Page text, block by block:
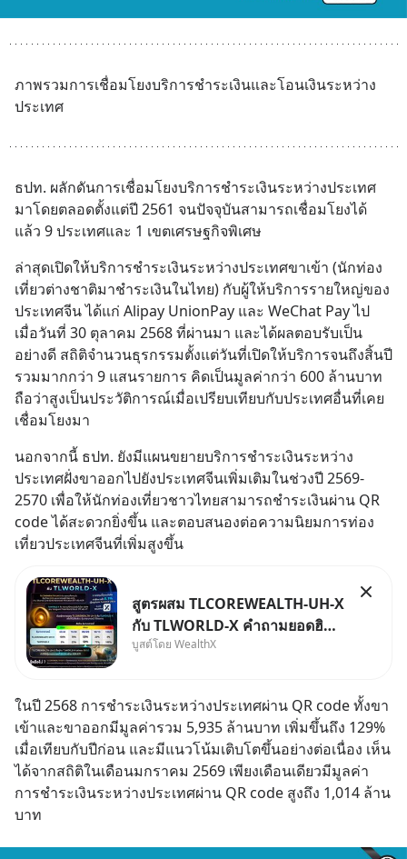
ภาพรวมการเชื่อมโยงบริการชำระเงินและโอนเงินระหว่าง
ประเทศ
ธปท. ผลักดันการเชื่อมโยงบริการชำระเงินระหว่างประเทศ
มาโดยตลอดตั้งแต่ปี 2561 จนปัจจุบันสามารถเชื่อมโยงได้
แล้ว 9 ประเทศและ 1 เขตเศรษฐกิจพิเศษ
ล่าสุดเปิดให้บริการชำระเงินระหว่างประเทศขาเข้า (นักท่อง
เที่ยวต่างชาติมาชำระเงินในไทย) กับผู้ให้บริการรายใหญ่ของ
ประเทศจีน ได้แก่ Alipay UnionPay และ WeChat Pay ไป
เมื่อวันที่ 30 ตุลาคม 2568 ที่ผ่านมา และได้ผลตอบรับเป็น
อย่างดี สถิติจำนวนธุรกรรมตั้งแต่วันที่เปิดให้บริการจนถึงสิ้นปี
รวมมากกว่า 9 แสนรายการ คิดเป็นมูลค่ากว่า 600 ล้านบาท
ถือว่าสูงเป็นประวัติการณ์เมื่อเปรียบเทียบกับประเทศอื่นที่เคย
เชื่อมโยงมา
นอกจากนี้ ธปท. ยังมีแผนขยายบริการชำระเงินระหว่าง
ประเทศฝั่งขาออกไปยังประเทศจีนเพิ่มเติมในช่วงปี 2569-
2570 เพื่อให้นักท่องเที่ยวชาวไทยสามารถชำระเงินผ่าน QR
code ได้สะดวกยิ่งขึ้น และตอบสนองต่อความนิยมการท่อง
เที่ยวประเทศจีนที่เพิ่มสูงขึ้น
สูตรผสม TLCOREWEALTH-UH-X
กับ TLWORLD-X คำถามยอดฮิตที่
คนใช้ WealthX ถามเข้ามา
บูสต์โดย WealthX
ในปี 2568 การชำระเงินระหว่างประเทศผ่าน QR code ทั้งขา
เข้าและขาออกมีมูลค่ารวม 5,935 ล้านบาท เพิ่มขึ้นถึง 129%
เมื่อเทียบกับปีก่อน และมีแนวโน้มเติบโตขึ้นอย่างต่อเนื่อง เห็น
ได้จากสถิติในเดือนมกราคม 2569 เพียงเดือนเดียวมีมูลค่า
การชำระเงินระหว่างประเทศผ่าน QR code สูงถึง 1,014 ล้าน
บาท